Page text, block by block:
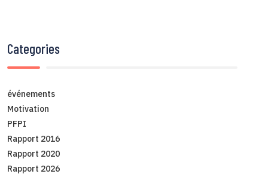
Categories
événements
Motivation
PFPI
Rapport 2016
Rapport 2020
Rapport 2026